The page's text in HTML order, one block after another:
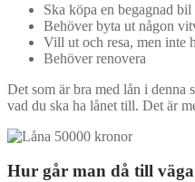
Ska köpa en begagnad
Behöver byta ut någon
Vill ut och resa, men inte
Behöver renovera
Det som är bra med lån i denna
vad du ska ha lånet till. Det är
Hur går man då till